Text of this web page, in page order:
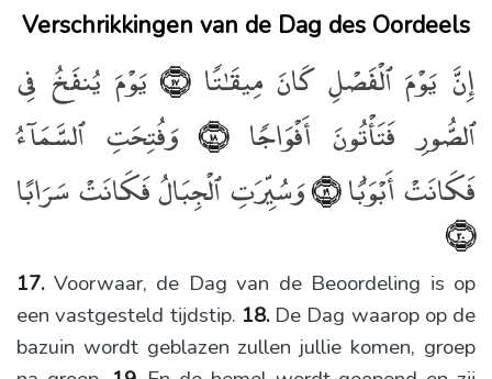
Verschrikkingen van de Dag des Oordeels
17. Voorwaar, de Dag van de Beoordeling is op
een vastgesteld tijdstip. 18. De Dag waarop op de
bazuin wordt geblazen zullen jullie komen, groep
إِنَّ يَوْمَ ٱلْفَصْلِ كَانَ مِيقَـٰتًۭا﴿١٧﴾
يَوْمَ يُنفَخُ فِى
ٱلصُّورِ فَتَأْتُونَ أَفْوَاجًۭا﴿١٨﴾
وَفُتِحَتِ ٱلسَّمَآءُ
فَكَانَتْ أَبْوَٰبًۭا﴿١٩﴾ وَسُيِّرَتِ ٱلْجِبَالُ فَكَانَتْ سَرَابًا
﴿٢٠﴾